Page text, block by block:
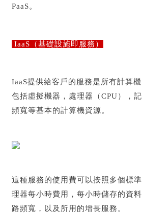
PaaS。
IaaS（基礎設施即服務）
IaaS提供給客戶的服務是所有計算
包括虛擬機器，處理器（CPU），
頻寬等基本的計算機資源。
這種服務的使用費可以按照多個標
理器每小時費用，每小時儲存的資
路頻寬，以及所用的增長服務。